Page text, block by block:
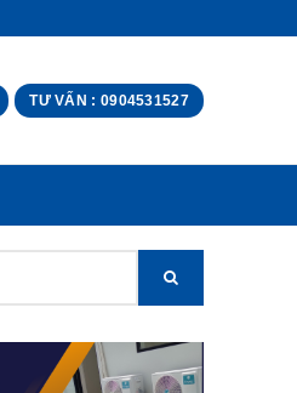
TƯ VẤN : 0904531527
SEARCH